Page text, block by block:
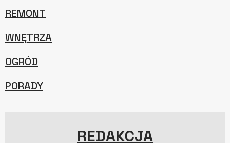
REMONT
WNĘTRZA
OGRÓD
PORADY
REDAKCJA